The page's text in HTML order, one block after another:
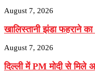
August 7, 2026
खालिस्तानी झंडा फहराने
August 7, 2026
दिल्ली में PM मोदी से मिले